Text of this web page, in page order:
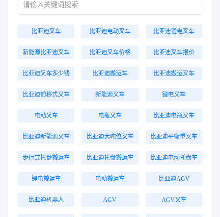
比亚迪叉车 比亚迪电动叉车 比亚迪锂电叉车
新能源比亚迪叉车 比亚迪叉车价格 比亚迪叉车报价
比亚迪叉车多少钱 比亚迪搬运车 比亚迪搬运叉车
比亚迪前移式叉车 新能源叉车 锂电叉车
电动叉车 电瓶叉车 比亚迪电瓶叉车
比亚迪新能源叉车 比亚迪大吨位叉车 比亚迪平衡重叉车
步行式托盘搬运车 比亚迪托盘搬运车 比亚迪电动托盘车
锂电搬运车 电动搬运车 比亚迪AGV
比亚迪机器人 AGV AGV叉车